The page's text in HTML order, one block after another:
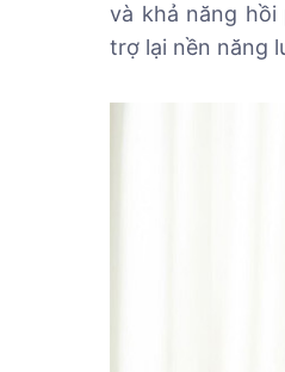
và khả năng
trợ lại nền năng